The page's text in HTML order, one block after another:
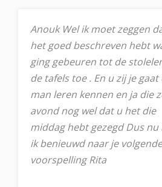
Anouk Wel ik moet zeggen
het goed beschreven hebt
ging gebeuren tot de
de tafels toe . En u zij je gaat
man leren kennen en ja die
avond nog wel dat u het die
middag hebt gezegd Dus nu
ik benieuwd naar je volgende
voorspelling Rita